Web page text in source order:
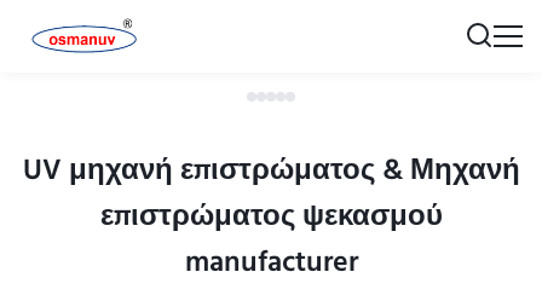
UV μηχανή επιστρώματος & Μηχανή
επιστρώματος ψεκασμού
manufacturer